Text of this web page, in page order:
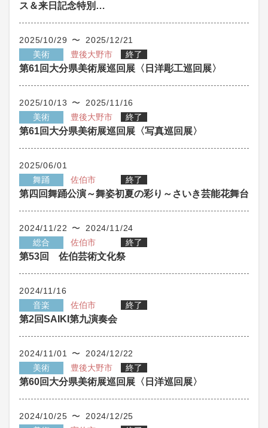
ス＆来日記念特別…
2025/10/29 〜 2025/12/21
美術
豊後大野市 終了
第61回大分県美術展巡回展〈日洋彫工巡回展〉
2025/10/13 〜 2025/11/16
美術
豊後大野市 終了
第61回大分県美術展巡回展〈写真巡回展〉
2025/06/01
舞踊
佐伯市 終了
第四回舞踊公演～舞姿初夏の彩り～さいき芸能花舞台
2024/11/22 〜 2024/11/24
総合
佐伯市 終了
第53回 佐伯芸術文化祭
2024/11/16
音楽
佐伯市 終了
第2回SAIKI第九演奏会
2024/11/01 〜 2024/12/22
美術
豊後大野市 終了
第60回大分県美術展巡回展〈日洋巡回展〉
2024/10/25 〜 2024/12/25